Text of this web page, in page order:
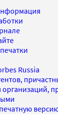
Russia
организаций,